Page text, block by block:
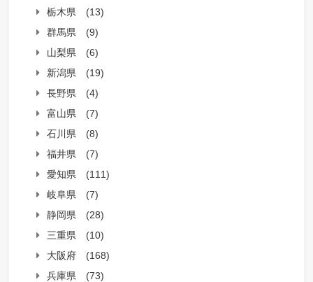
栃木県
(13)
群馬県
(9)
山梨県
(6)
新潟県
(19)
長野県
(4)
富山県
(7)
石川県
(8)
福井県
(7)
愛知県
(111)
岐阜県
(7)
静岡県
(28)
三重県
(10)
大阪府
(168)
兵庫県
(73)